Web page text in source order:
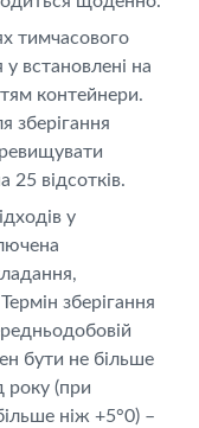
тимчасового
встановлені на
контейнери.
зберігання
25 відсотків.
у
зберігання
бути не більше
року (при
ніж +5°0) –